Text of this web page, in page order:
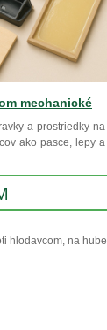
mechanické
a prostriedky na
ako pasce, lepy a
hlodavcom, na